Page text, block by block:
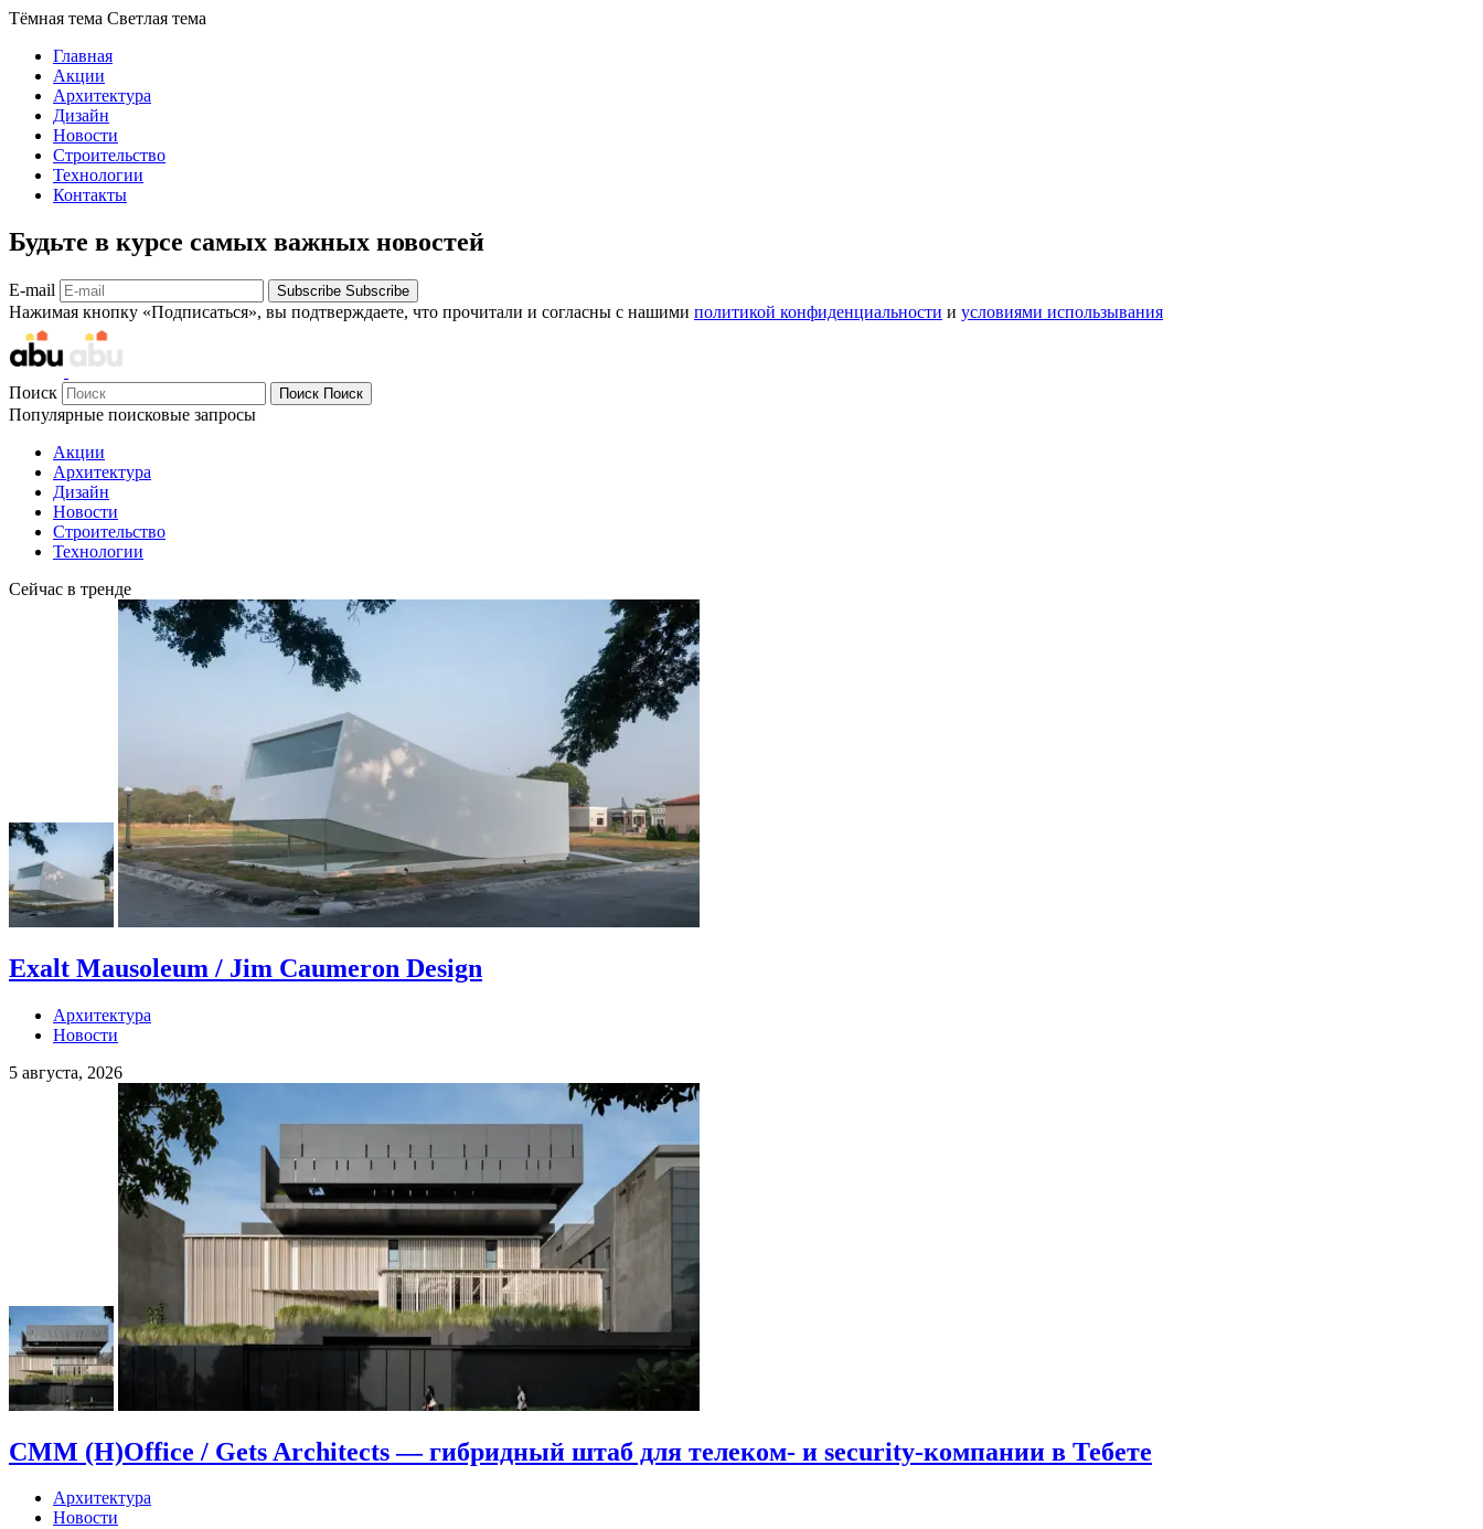
Тёмная тема Светлая тема
Главная
Акции
Архитектура
Дизайн
Новости
Строительство
Технологии
Контакты
Будьте в курсе самых важных новостей
E-mail Subscribe Subscribe
Нажимая кнопку «Подписаться», вы подтверждаете, что прочитали и согласны с нашими политикой конфиденциальности и условиями использывания
Поиск Поиск Поиск
Популярные поисковые запросы
Акции
Архитектура
Дизайн
Новости
Строительство
Технологии
Сейчас в тренде
Exalt Mausoleum / Jim Caumeron Design
Архитектура
Новости
5 августа, 2026
CMM (H)Office / Gets Architects — гибридный штаб для телеком- и security-компании в Тебете
Архитектура
Новости